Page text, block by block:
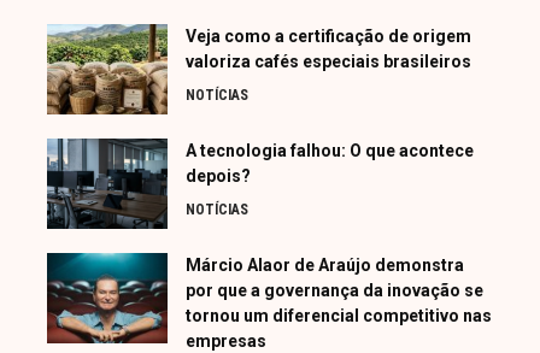
Veja como a certificação de origem
valoriza cafés especiais brasileiros
NOTÍCIAS
A tecnologia falhou: O que acontece
depois?
NOTÍCIAS
Márcio Alaor de Araújo demonstra
por que a governança da inovação se
tornou um diferencial competitivo nas
empresas